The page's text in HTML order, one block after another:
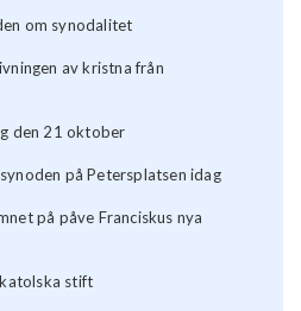
om synodalitet
av kristna från
den 21 oktober
på Petersplatsen idag
på påve Franciskus nya
stift